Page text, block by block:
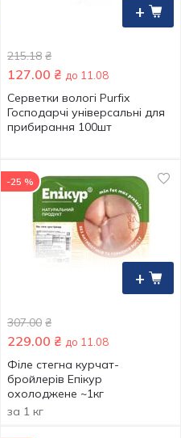
+
215.18 ₴
127.00 ₴ до 11.08
Серветки вологі Purfix
Господарчі універсальні для
прибирання 100шт
+
-25 %
307.00 ₴
229.00 ₴ до 11.08
Філе стегна курчат-
бройлерів Епікур
охолоджене ~1кг
за 1 кг